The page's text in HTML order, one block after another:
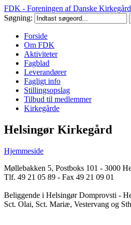
FDK - Foreningen af Danske
Søgning:
Forside
Om FDK
Aktiviteter
Fagblad
Leverandører
Fagligt info
Stillingsopslag
Tilbud til medlemmer
Kirkegårde
Helsingør Kirkegård
Hjemmeside
Møllebakken 5, Postboks 101 - 3000
Tlf. 49 21 05 89 - Fax 49 21 09 01
Beliggende i Helsingør Domprovsti -
Sct. Olai, Sct. Mariæ, Vestervang og